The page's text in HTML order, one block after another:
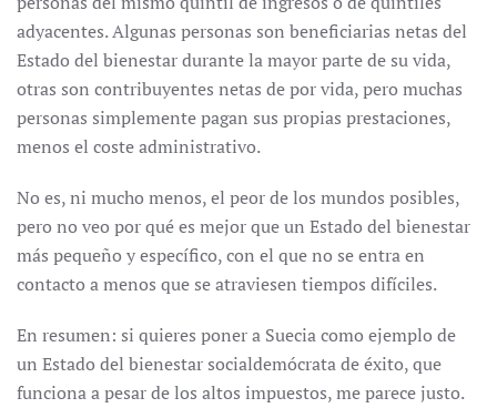
adyacentes. Algunas personas son beneficiarias netas del
Estado del bienestar durante la mayor parte de su vida,
otras son contribuyentes netas de por vida, pero muchas
personas simplemente pagan sus propias prestaciones,
menos el coste administrativo.
No es, ni mucho menos, el peor de los mundos posibles,
pero no veo por qué es mejor que un Estado del bienestar
más pequeño y específico, con el que no se entra en
contacto a menos que se atraviesen tiempos difíciles.
En resumen: si quieres poner a Suecia como ejemplo de
un Estado del bienestar socialdemócrata de éxito, que
funciona a pesar de los altos impuestos, me parece justo.